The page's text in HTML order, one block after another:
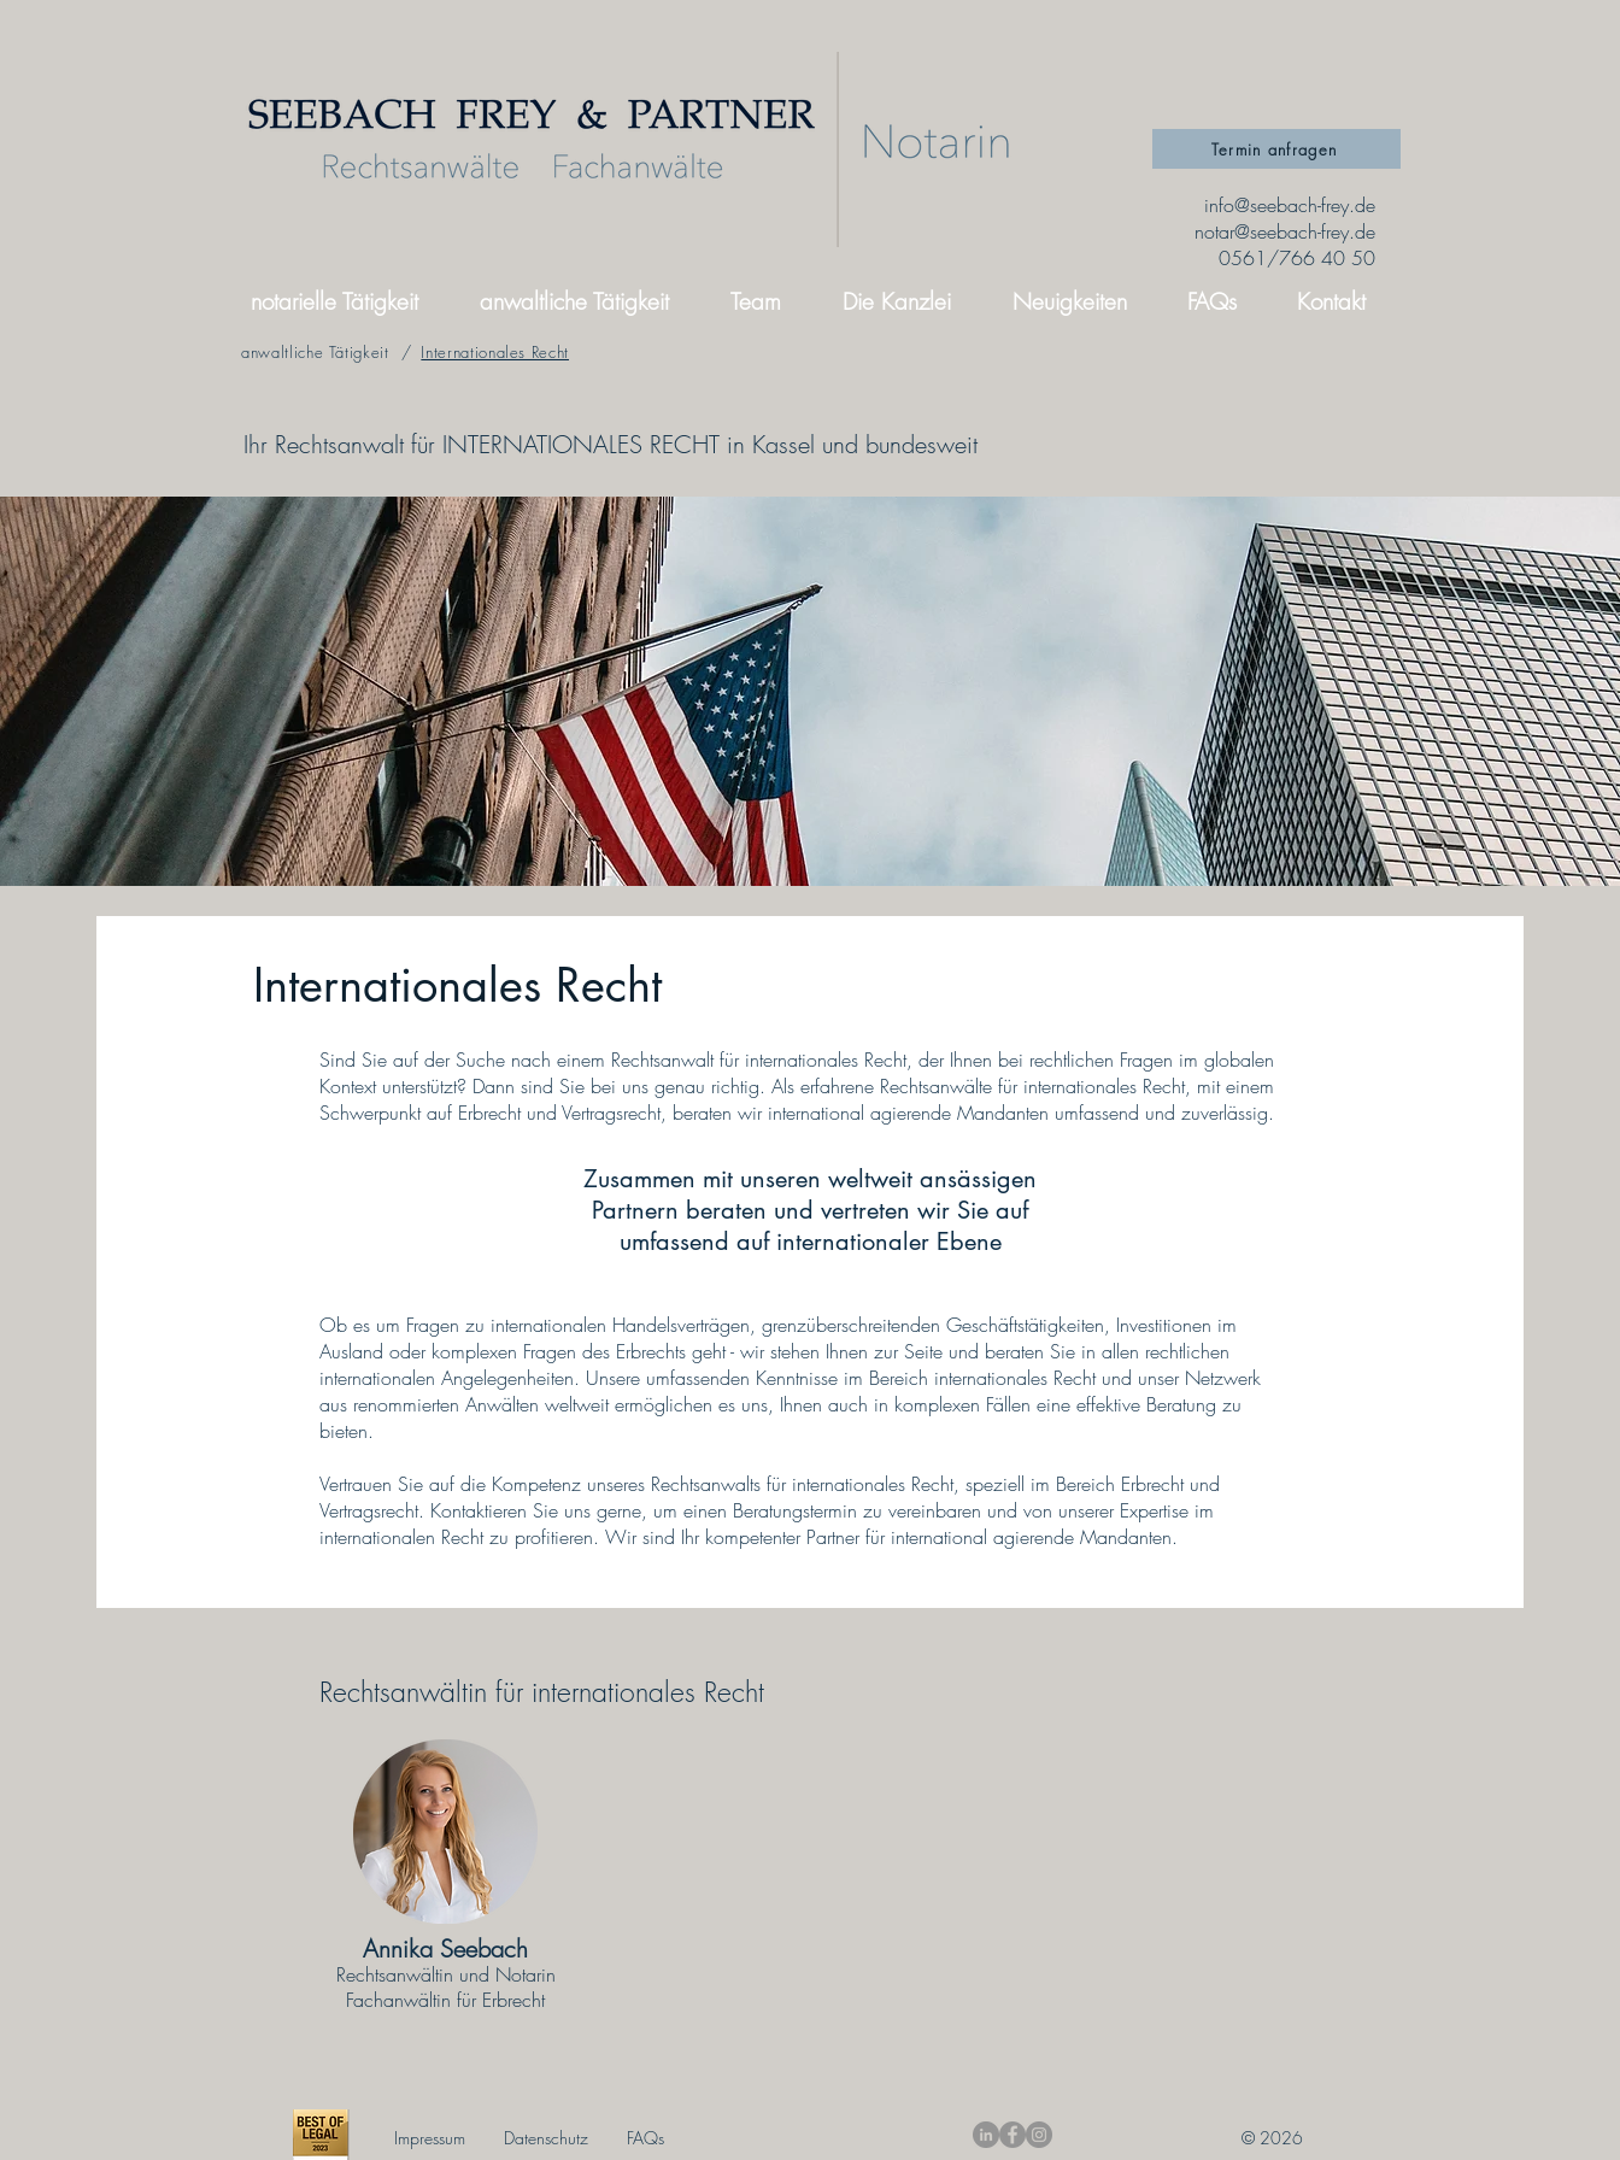
Termin anfragen
info@seebach-frey.de
notar@seebach-frey.de
0561/766 40 50
notarielle Tätigkeit anwaltliche Tätigkeit Team Die Kanzlei Neuigkeiten FAQs Kontakt
anwaltliche Tätigkeit / Internationales Recht
Ihr Rechtsanwalt für INTERNATIONALES RECHT in Kassel und bundesweit
Internationales Recht
Sind Sie auf der Suche nach einem Rechtsanwalt für internationales Recht, der Ihnen bei rechtlichen Fragen im globalen
Kontext unterstützt? Dann sind Sie bei uns genau richtig. Als erfahrene Rechtsanwälte für internationales Recht, mit einem
Schwerpunkt auf Erbrecht und Vertragsrecht, beraten wir international agierende Mandanten umfassend und zuverlässig.
Ob es um Fragen zu internationalen Handelsverträgen, grenzüberschreitenden Geschäftstätigkeiten, Investitionen im
Ausland oder komplexen Fragen des Erbrechts geht - wir stehen Ihnen zur Seite und beraten Sie in allen rechtlichen
internationalen Angelegenheiten. Unsere umfassenden Kenntnisse im Bereich internationales Recht und unser Netzwerk
aus renommierten Anwälten weltweit ermöglichen es uns, Ihnen auch in komplexen Fällen eine effektive Beratung zu
bieten.
Vertrauen Sie auf die Kompetenz unseres Rechtsanwalts für internationales Recht, speziell im Bereich Erbrecht und
Vertragsrecht. Kontaktieren Sie uns gerne, um einen Beratungstermin zu vereinbaren und von unserer Expertise im
internationalen Recht zu profitieren. Wir sind Ihr kompetenter Partner für international agierende Mandanten.
Zusammen mit unseren weltweit ansässigen
Partnern beraten und vertreten wir Sie auf
umfassend auf internationaler Ebene
Rechtsanwältin für internationales Recht
Annika Seebach
Rechtsanwältin und Notarin
Fachanwältin für Erbrecht
Impressum Datenschutz FAQs © 2026